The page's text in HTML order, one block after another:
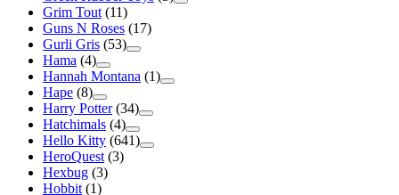
Grim Tout (11)
Guns N Roses (17)
Gurli Gris (53)
Hama (4)
Hannah Montana (1)
Hape (8)
Harry Potter (34)
Hatchimals (4)
Hello Kitty (641)
HeroQuest (3)
Hexbug (3)
Hobbit (1)